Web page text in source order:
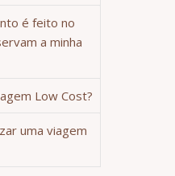
é feito no
a minha
Low Cost?
uma viagem